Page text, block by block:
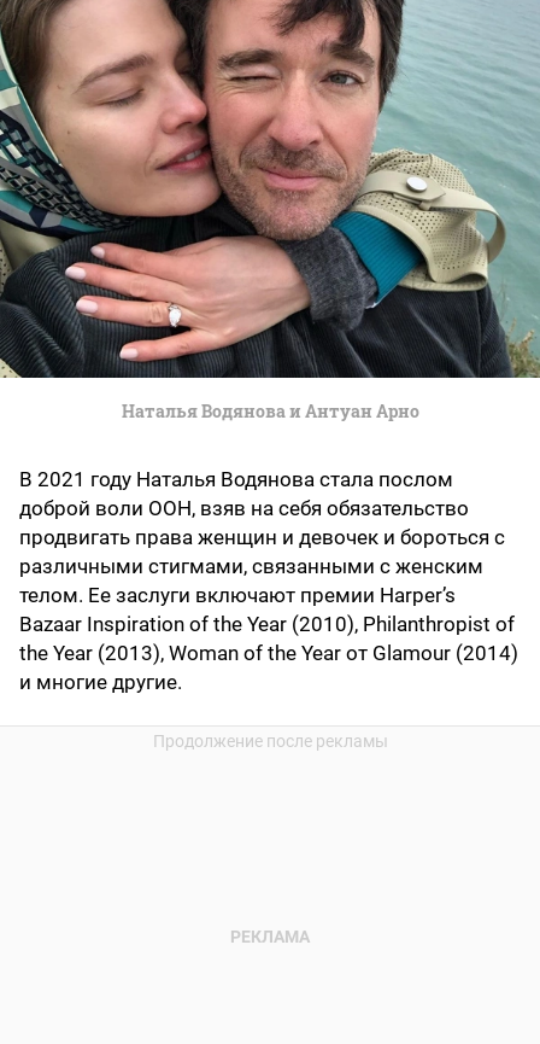
Наталья Водянова и Антуан Арно
В 2021 году Наталья Водянова стала послом
доброй воли ООН, взяв на себя обязательство
продвигать права женщин и девочек и бороться с
различными стигмами, связанными с женским
телом. Ее заслуги включают премии Harper’s
Bazaar Inspiration of the Year (2010), Philanthropist of
the Year (2013), Woman of the Year от Glamour (2014)
и многие другие.